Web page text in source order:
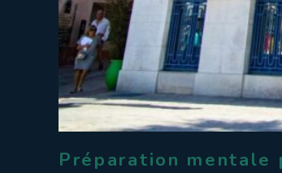
Préparation mentale